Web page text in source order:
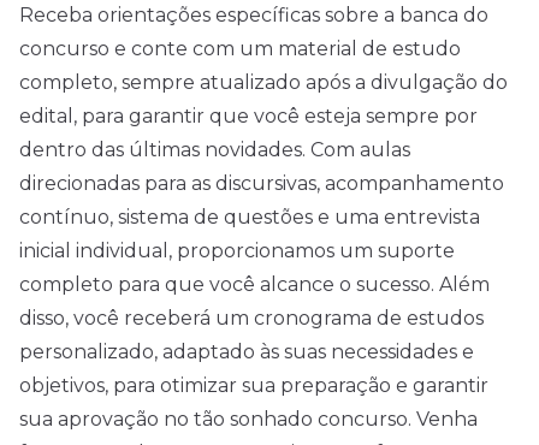
Receba orientações específicas sobre a banca do
concurso e conte com um material de estudo
completo, sempre atualizado após a divulgação do
edital, para garantir que você esteja sempre por
dentro das últimas novidades. Com aulas
direcionadas para as discursivas, acompanhamento
contínuo, sistema de questões e uma entrevista
inicial individual, proporcionamos um suporte
completo para que você alcance o sucesso. Além
disso, você receberá um cronograma de estudos
personalizado, adaptado às suas necessidades e
objetivos, para otimizar sua preparação e garantir
sua aprovação no tão sonhado concurso. Venha